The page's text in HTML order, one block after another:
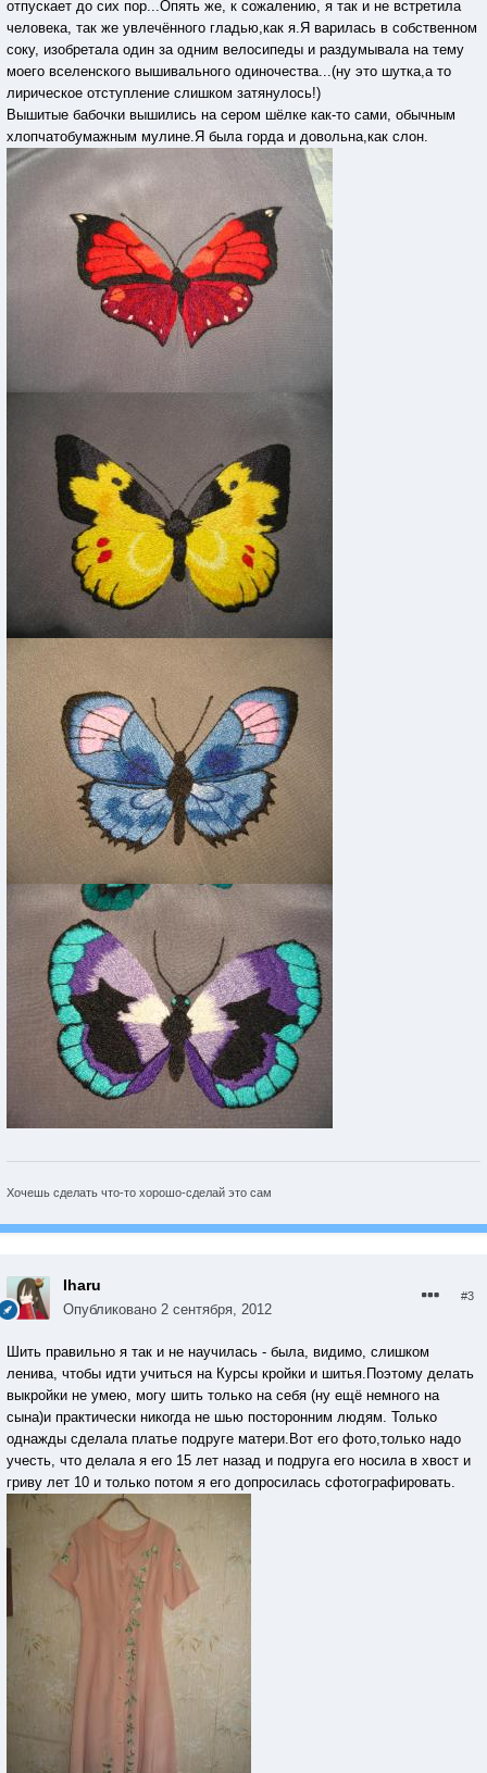
отпускает до сих пор...Опять же, к сожалению, я так и не встретила
человека, так же увлечённого гладью,как я.Я варилась в собственном
соку, изобретала один за одним велосипеды и раздумывала на тему
моего вселенского вышивального одиночества...(ну это шутка,а то
лирическое отступление слишком затянулось!)
Вышитые бабочки вышились на сером шёлке как-то сами, обычным
хлопчатобумажным мулине.Я была горда и довольна,как слон.
Хочешь сделать что-то хорошо-сделай это сам
Iharu
Опубликовано 2 сентября, 2012
#3
Шить правильно я так и не научилась - была, видимо, слишком
ленива, чтобы идти учиться на Курсы кройки и шитья.Поэтому делать
выкройки не умею, могу шить только на себя (ну ещё немного на
сына)и практически никогда не шью посторонним людям. Только
однажды сделала платье подруге матери.Вот его фото,только надо
учесть, что делала я его 15 лет назад и подруга его носила в хвост и
гриву лет 10 и только потом я его допросилась сфотографировать.